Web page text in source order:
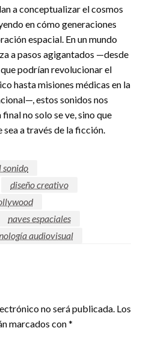
a conceptualizar el cosmos
en cómo generaciones
espacial. En un mundo
a pasos agigantados —desde
podrían revolucionar el
hasta misiones médicas en la
estos sonidos nos
no solo se ve, sino que
a través de la ficción.
sonido
diseño creativo
naves espaciales
audiovisual
no será publicada. Los
marcados con*